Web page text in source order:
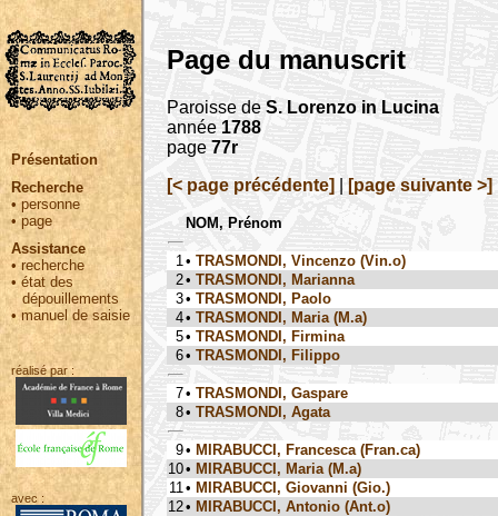
Présentation
Recherche
• personne
•page
Assistance
• recherche
•état des
dépouillements
•manuel de saisie
réalisé par :
avec :
Page du manuscrit
Paroisse de S. Lorenzo in Lucina
année 1788
page 77r
[< page précédente]
[page suivante >]
NOM, Prénom
1 • TRASMONDI, Vincenzo (Vin.o)
2• TRASMONDI, Marianna
3• TRASMONDI, Paolo
4• TRASMONDI, Maria (M.a)
5• TRASMONDI, Firmina
6• TRASMONDI, Filippo
7• TRASMONDI, Gaspare
8• TRASMONDI, Agata
9• MIRABUCCI, Francesca (Fran.ca)
10• MIRABUCCI, Maria (M.a)
11 • MIRABUCCI, Giovanni (Gio.)
12• MIRABUCCI, Antonio (Ant.o)